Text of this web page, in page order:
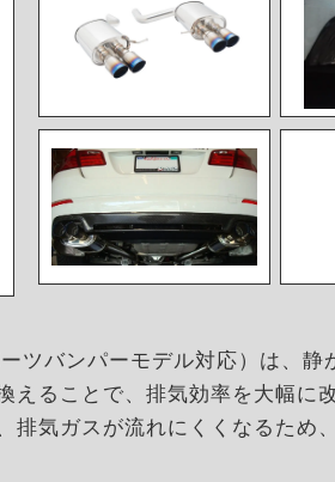
バンパーモデル対応）は、静
ることで、排気効率を大幅に
気ガスが流れにくくなるため